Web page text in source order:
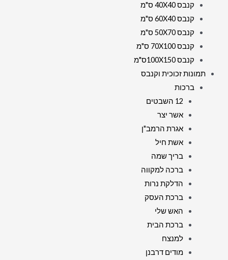
קנבס 40X40 ס"מ
קנבס 60X40 ס"מ
קנבס 50X70 ס"מ
קנבס 70X100 ס"מ
קנבס 100X150ס"מ
תמונות זכוכית וקנבס
ברכות
12 השבטים
אשר יצר
אגרת הרמב"ן
אשת חיל
בריך שמה
ברכה למקווה
הדלקת נרות
ברכת העסק
האש שלי
ברכת הבית
למנצח
מודים דרבנן